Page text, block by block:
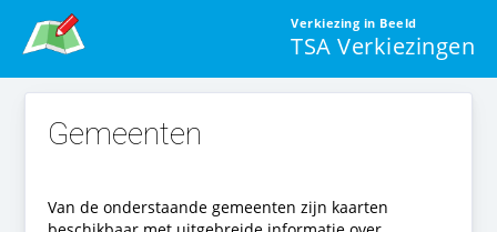
Verkiezing in Beeld
TSA Verkiezingen
Gemeenten
Van de onderstaande gemeenten zijn kaarten